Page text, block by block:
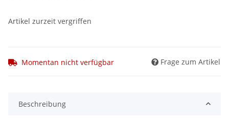
Artikel zurzeit vergriffen
Momentan nicht verfügbar Frage zum Artikel
Beschreibung